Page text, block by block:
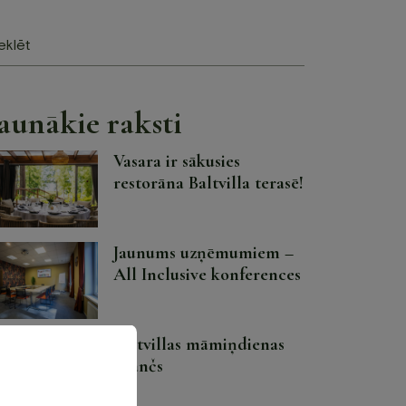
raksti
Vasara ir sākusies
restorāna Baltvilla terasē!
Jaunums uzņēmumiem –
All Inclusive konferences
Baltvillas māmiņdienas
brančs